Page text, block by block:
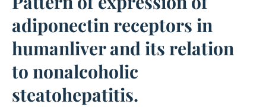
adiponectin receptors in
humanliver and its relation
to nonalcoholic
steatohepatitis.